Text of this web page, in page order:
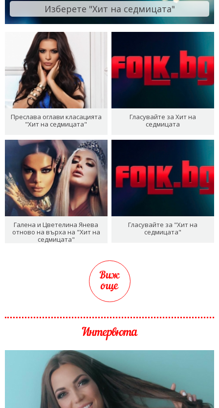
Изберете "Хит на седмицата"
Преслава оглави класацията
"Хит на седмицата"
Гласувайте за Хит на
седмицата
Галена и Цветелина Янева
отново на върха на "Хит на
седмицата"
Гласувайте за "Хит на
седмицата"
Виж
още
Интервюта